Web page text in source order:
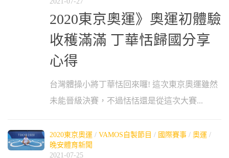
2020東京奧運》奧運初體驗
收穫滿滿 丁華恬歸國分享
心得
台灣體操小將丁華恬回來囉! 這次東京奧運雖然
未能晉級決賽，不過恬恬還是從這次大賽...
2020東京奧運 / VAMOS自製節目 / 國際賽事 / 奧運 /
晚安體育新聞
2021-07-25